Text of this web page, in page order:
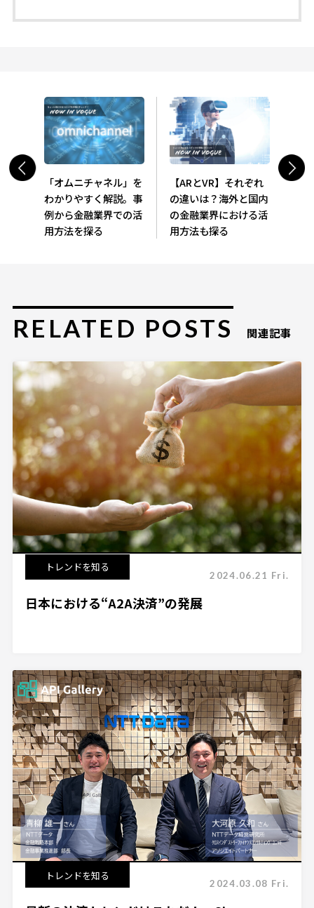
「オムニチャネル」を
わかりやすく解説。事
例から金融業界での活
用方法を探る
【ARとVR】それぞれ
の違いは？海外と国内
の金融業界における活
用方法も探る
RELATED POSTS 関連記事
トレンドを知る
2024.06.21 Fri.
日本における“A2A決済”の発展
トレンドを知る
2024.03.08 Fri.